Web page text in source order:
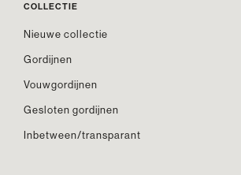
COLLECTIE
Nieuwe collectie
Gordijnen
Vouwgordijnen
Gesloten gordijnen
Inbetween/transparant